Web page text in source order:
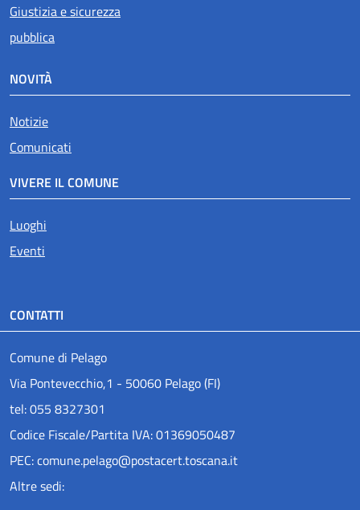
Giustizia e sicurezza
pubblica
NOVITÀ
Notizie
Comunicati
VIVERE IL COMUNE
Luoghi
Eventi
CONTATTI
Comune di Pelago
Via Pontevecchio,1 - 50060 Pelago (FI)
tel: 055 8327301
Codice Fiscale/Partita IVA: 01369050487
PEC: comune.pelago@postacert.toscana.it
Altre sedi: